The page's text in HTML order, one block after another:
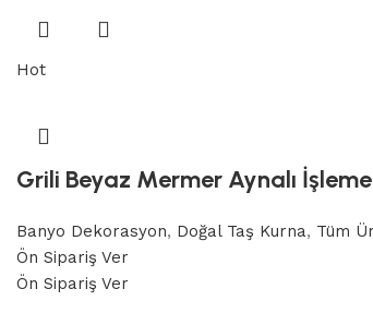
Hot
Grili Beyaz Mermer Aynalı
Banyo Dekorasyon, Doğal Taş Kurna, Tüm
Ön Sipariş Ver
Ön Sipariş Ver